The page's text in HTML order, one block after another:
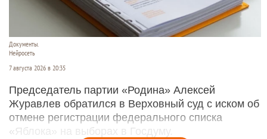
Документы.
Нейросеть
7 августа 2026 в 20:35
Председатель партии «Родина» Алексей
Журавлев обратился в Верховный суд с иском об
отмене регистрации федерального списка
«Яблока» на выборах в Госдуму.